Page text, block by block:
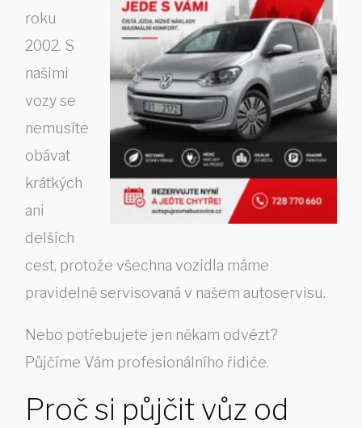
roku
2002. S
našimi
vozy se
nemusíte
obávat
krátkých
ani
delších
cest, protože všechna vozidla máme
pravidelně servisovaná v našem autoservisu.
Nebo potřebujete jen někam odvézt?
Půjčíme Vám profesionálního řidiče.
Proč si půjčit vůz od